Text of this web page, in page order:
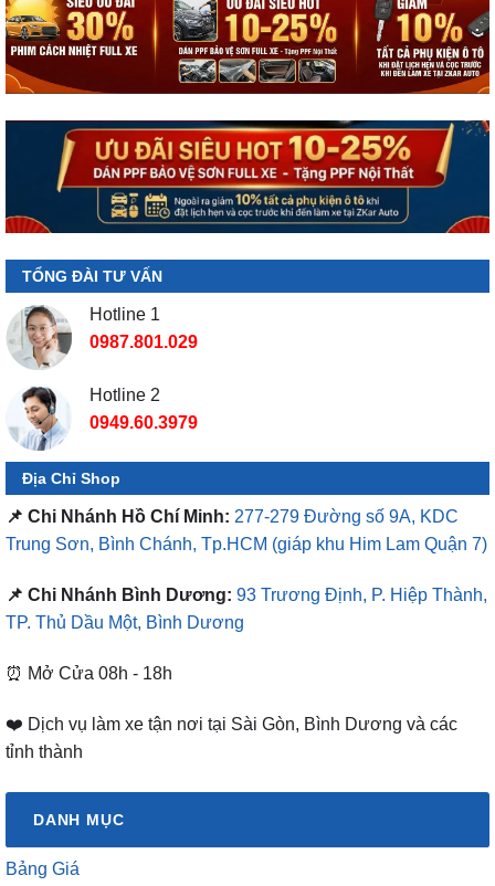
TỔNG ĐÀI TƯ VẤN
Hotline 1
0987.801.029
Hotline 2
0949.60.3979
Địa Chỉ Shop
📌 Chi Nhánh Hồ Chí Minh: 277-279 Đường số 9A, KDC
Trung Sơn, Bình Chánh, Tp.HCM (giáp khu Him Lam Quận 7)
📌 Chi Nhánh Bình Dương: 93 Trương Định, P. Hiệp Thành,
TP. Thủ Dầu Một, Bình Dương
⏰ Mở Cửa 08h - 18h
❤️ Dịch vụ làm xe tận nơi tại Sài Gòn, Bình Dương và các
tỉnh thành
DANH MỤC
Bảng Giá